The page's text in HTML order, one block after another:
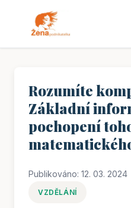
Rozumíte
Základní
pochopení
Publikováno: 12. 03. 2024
VZDĚLÁNÍ